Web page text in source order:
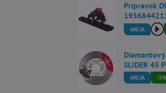
Prípravok
AKCIA
Diamantový
SLIDER 45
AKCIA -